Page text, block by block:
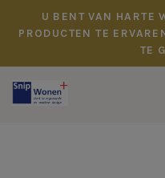
U BENT VAN HARTE
PRODUCTEN TE
TE